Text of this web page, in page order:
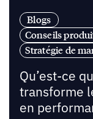
Blogs
Conseils
Stratégie de
Qu’est-ce
transforme
en